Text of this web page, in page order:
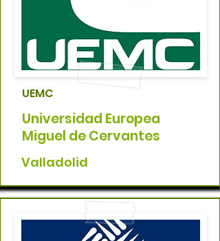
UEMC
Universidad Europea
Miguel de Cervantes
Valladolid